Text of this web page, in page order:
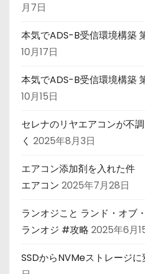
月7日
本気でADS-B受信環境構築
10月17日
本気でADS-B受信環境構築
10月15日
セレナのリヤエアコンが不
く 2025年8月3日
エアコン添加剤を入れた
エアコン 2025年7月28日
ランオジこと ランド・オ
ランオジ #攻略 2025年6月
SSDからNVMeストレージに